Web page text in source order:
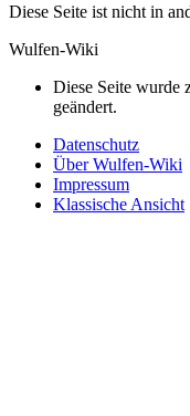
Diese Seite ist nicht in
Wulfen-Wiki
Diese Seite wurde
geändert.
Datenschutz
Über Wulfen-Wiki
Impressum
Klassische Ansicht